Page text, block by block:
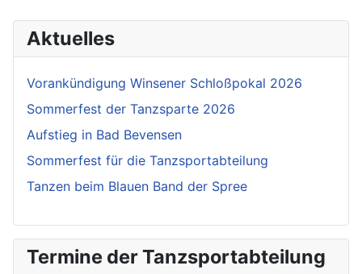
Aktuelles
Vorankündigung Winsener Schloßpokal 2026
Sommerfest der Tanzsparte 2026
Aufstieg in Bad Bevensen
Sommerfest für die Tanzsportabteilung
Tanzen beim Blauen Band der Spree
Termine der Tanzsportabteilung